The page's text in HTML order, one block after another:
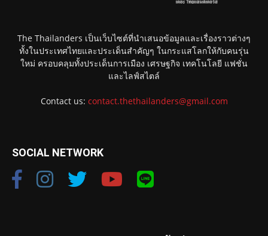
The Thailanders เป็นเว็บไซต์ที่นำเสนอข้อมูลและเรื่องราวต่างๆ
ทั้งในประเทศไทยและประเด็นสำคัญๆ ในกระแสโลกให้กับคนรุ่น
ใหม่ ครอบคลุมทั้งประเด็นการเมือง เศรษฐกิจ เทคโนโลยี แฟชั่น
และไลฟ์สไตล์
Contact us: contact.thethailanders@gmail.com
SOCIAL NETWORK